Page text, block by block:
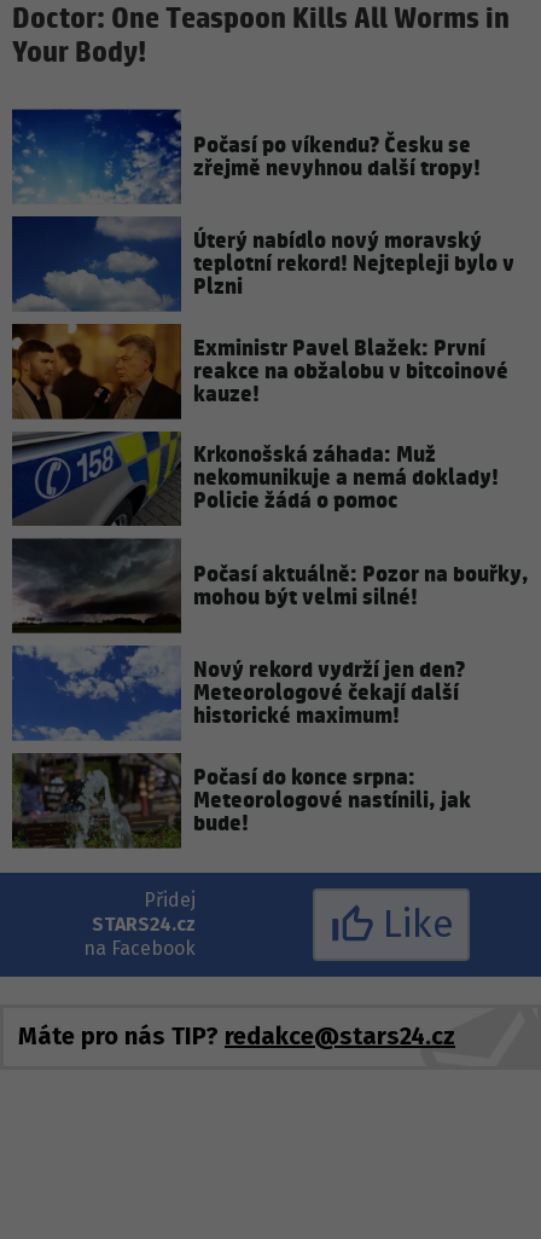
Doctor: One Teaspoon Kills All Worms in
Your Body!
Počasí po víkendu? Česku se
zřejmě nevyhnou další tropy!
Úterý nabídlo nový moravský
teplotní rekord! Nejtepleji bylo v
Plzni
Exministr Pavel Blažek: První
reakce na obžalobu v bitcoinové
kauze!
Krkonošská záhada: Muž
nekomunikuje a nemá doklady!
Policie žádá o pomoc
Počasí aktuálně: Pozor na bouřky,
mohou být velmi silné!
Nový rekord vydrží jen den?
Meteorologové čekají další
historické maximum!
Počasí do konce srpna:
Meteorologové nastínili, jak
bude!
Přidej
STARS24.cz
na Facebook
Like
Máte pro nás TIP? redakce@stars24.cz